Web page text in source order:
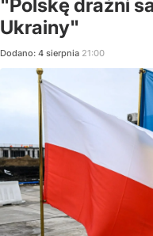
"Polskę drażni
Ukrainy"
Dodano: 4 sierpnia 21:00